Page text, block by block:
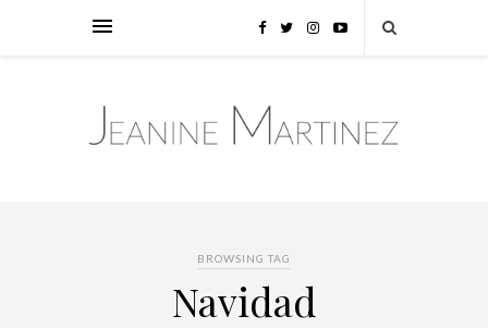
BROWSING TAG
Navidad